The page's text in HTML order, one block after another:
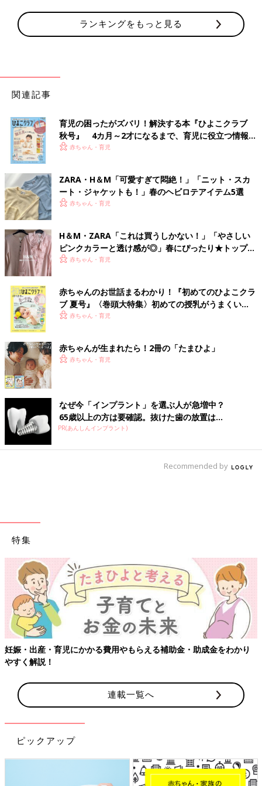
ランキングをもっと見る
関連記事
育児の困ったがズバリ！解決する本『ひよこクラブ
秋号』 4カ月～2才になるまで、育児に役立つ情報が
いっぱい！
赤ちゃん・育児
ZARA・H＆М「可愛すぎて悶絶！」「ニット・スカ
ート・ジャケットも！」春のヘビロテアイテム5選
赤ちゃん・育児
H＆М・ZARA「これは買うしかない！」「やさしい
ピンクカラーと透け感が◎」春にぴったり★トップス
4選赤ちゃん・育児
赤ちゃんのお世話まるわかり！『初めてのひよこクラ
ブ 夏号』〈巻頭大特集〉初めての授乳がうまくい
く！ おっぱい・ミルクの基本と夏のトラブル 解決テ
赤ちゃん・育児
赤ちゃんが生まれたら！2冊の「たまひよ」
赤ちゃん・育児
なぜ今「インプラント」を選ぶ人が急増中？
65歳以上の方は要確認。抜けた歯の放置は...
PR(あんしんインプラント)
Recommended by
特集
やもらえる補助金・助成金をわかり
【ワクチン接種できるもの
連載一覧へ
ピックアップ